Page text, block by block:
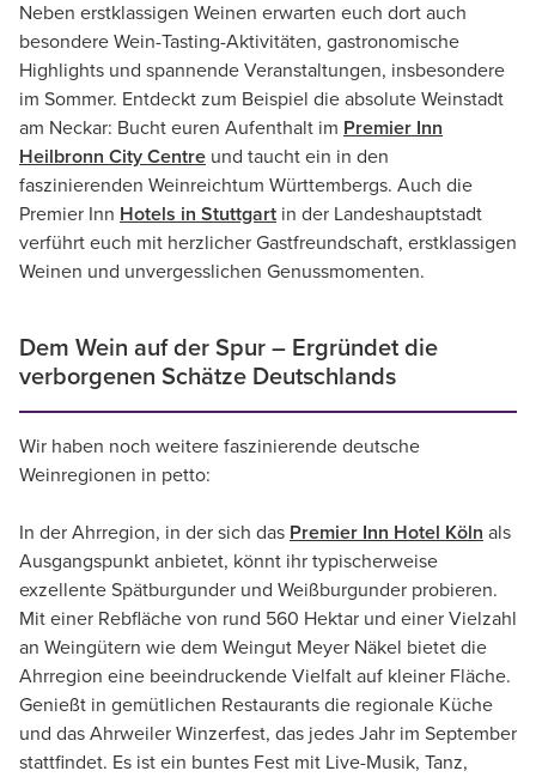
Neben erstklassigen Weinen erwarten euch dort auch
besondere Wein-Tasting-Aktivitäten, gastronomische
Highlights und spannende Veranstaltungen, insbesondere
im Sommer. Entdeckt zum Beispiel die absolute Weinstadt
am Neckar: Bucht euren Aufenthalt im Premier Inn
Heilbronn City Centre und taucht ein in den
faszinierenden Weinreichtum Württembergs. Auch die
Premier Inn Hotels in Stuttgart in der Landeshauptstadt
verführt euch mit herzlicher Gastfreundschaft, erstklassigen
Weinen und unvergesslichen Genussmomenten.
Dem Wein auf der Spur – Ergründet die
verborgenen Schätze Deutschlands
Wir haben noch weitere faszinierende deutsche
Weinregionen in petto:
In der Ahrregion, in der sich das Premier Inn Hotel Köln als
Ausgangspunkt anbietet, könnt ihr typischerweise
exzellente Spätburgunder und Weißburgunder probieren.
Mit einer Rebfläche von rund 560 Hektar und einer Vielzahl
an Weingütern wie dem Weingut Meyer Näkel bietet die
Ahrregion eine beeindruckende Vielfalt auf kleiner Fläche.
Genießt in gemütlichen Restaurants die regionale Küche
und das Ahrweiler Winzerfest, das jedes Jahr im September
stattfindet. Es ist ein buntes Fest mit Live-Musik, Tanz,